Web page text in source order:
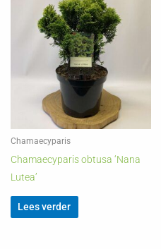
Chamaecyparis
Chamaecyparis obtusa ‘Nana
Lutea’
Lees verder